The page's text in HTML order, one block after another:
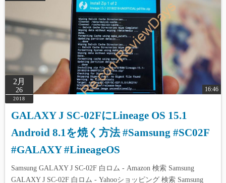
2月
26
2018
16:46
GALAXY J SC-02FにLineage OS 15.1
Android 8.1を焼く方法 #Samsung #SC02F
#GALAXY #LineageOS
Samsung GALAXY J SC-02F 白ロム - Amazon 検索 Samsung
GALAXY J SC-02F 白ロム - Yahooショッピング 検索 Samsung